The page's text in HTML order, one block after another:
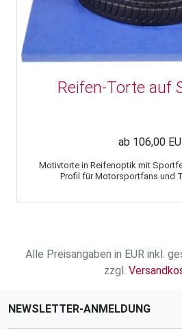
Reifen-Torte auf
ab 106,00
Motivtorte in Reifenoptik mit
Profil für Motorsportfans und
Alle Preisangaben in EUR inkl.
zzgl.
NEWSLETTER-ANMELDUNG